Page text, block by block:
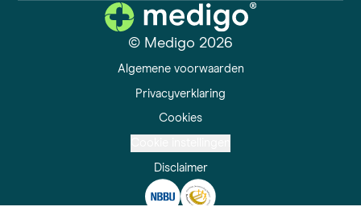
© Medigo 2026
Algemene voorwaarden
Privacyverklaring
Cookies
Disclaimer